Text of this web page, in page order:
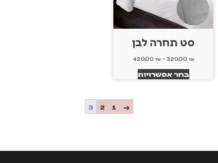
סט תחרה לבן
320.00 ₪
–
420.00 ₪
בחר אפשרויות
→
1
2
3